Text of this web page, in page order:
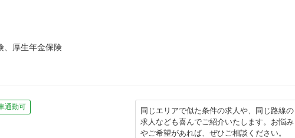
、厚生年金保険
通勤可
同じエリアで似た条件の求人や、同じ路線の
求人なども喜んでご紹介いたします。お悩み
やご希望があれば、ぜひご相談ください。